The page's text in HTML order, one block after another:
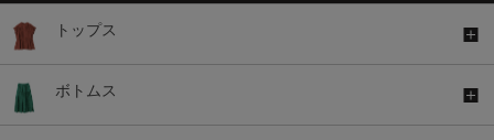
トップス
ボトムス